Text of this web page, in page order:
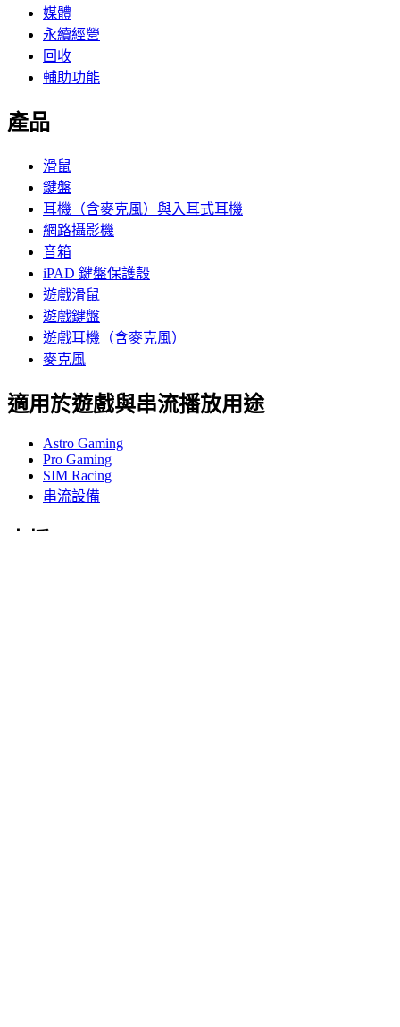
媒體
永續經營
回收
輔助功能
產品
滑鼠
鍵盤
耳機（含麥克風）與入耳式耳機
網路攝影機
音箱
iPAD 鍵盤保護殼
遊戲滑鼠
遊戲鍵盤
遊戲耳機（含麥克風）
麥克風
適用於遊戲與串流播放用途
Astro Gaming
Pro Gaming
SIM Racing
串流設備